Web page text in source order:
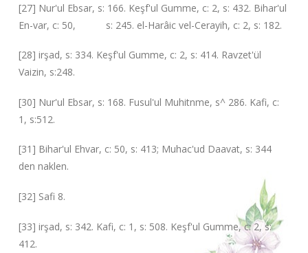
[27] Nur'ul Ebsar, s: 166. Keşf'ul Gumme, c: 2, s: 432. Bihar'ul
En-var, c: 50, s: 245. el-Harâic vel-Cerayih, c: 2, s: 182.
[28] irşad, s: 334. Keşf'ul Gumme, c: 2, s: 414. Ravzet'ül
Vaizin, s:248.
[30] Nur'ul Ebsar, s: 168. Fusul'ul Muhitnme, s^ 286. Kafi, c:
1, s:512.
[31] Bihar'ul Ehvar, c: 50, s: 413; Muhac'ud Daavat, s: 344
den naklen.
[32] Safi 8.
[33] irşad, s: 342. Kafi, c: 1, s: 508. Keşf'ul Gumme, c: 2, s:
412.